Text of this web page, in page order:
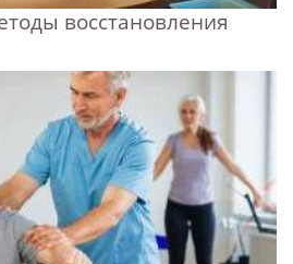
восстановления